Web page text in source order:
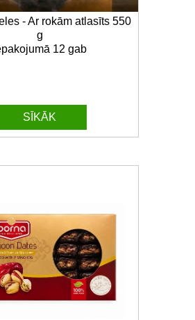
- Ar rokām atlasīts 550
g
12 gab
SĪKĀK